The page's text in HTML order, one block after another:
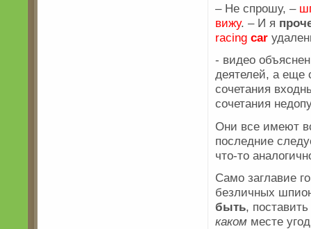
– Не спрошу, –
вижу. – И я
racing car
- видео
деятелей, а еще
сочетания
сочетания
Они все имеют
последние
что-то
Само заглавие
безличных
быть,
каком месте